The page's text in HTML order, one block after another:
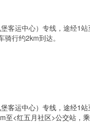
运中心）专线，途经1
行约2km到达。
运中心）专线，途经1
<红五月社区>公交站，